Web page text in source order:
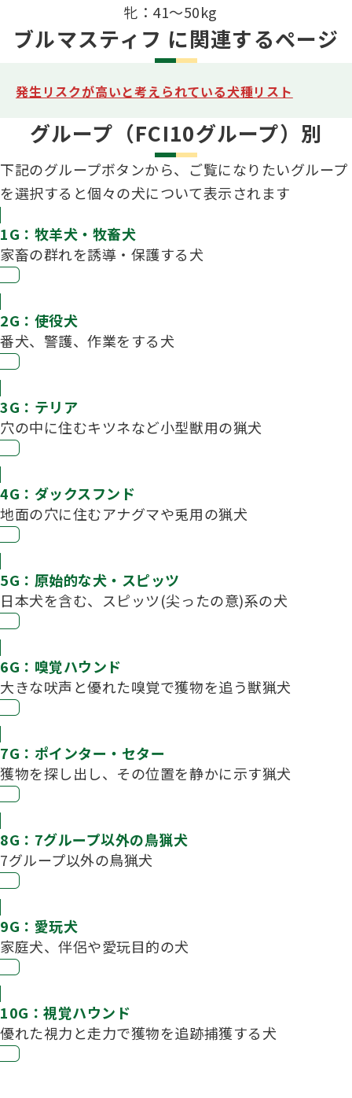
愛犬とのふれあいの俳句について
牝：41～50kg
ブルマスティフ に関連するページ
発生リスクが高いと考えられている犬種リスト
グループ（FCI10グループ）別
下記のグループボタンから、ご覧になりたいグループ
を選択すると個々の犬について表示されます
1G：牧羊犬・牧畜犬
家畜の群れを誘導・保護する犬
2G：使役犬
番犬、警護、作業をする犬
3G：テリア
穴の中に住むキツネなど小型獣用の猟犬
4G：ダックスフンド
地面の穴に住むアナグマや兎用の猟犬
5G：原始的な犬・スピッツ
日本犬を含む、スピッツ(尖ったの意)系の犬
6G：嗅覚ハウンド
大きな吠声と優れた嗅覚で獲物を追う獣猟犬
7G：ポインター・セター
獲物を探し出し、その位置を静かに示す猟犬
8G：7グループ以外の鳥猟犬
7グループ以外の鳥猟犬
9G：愛玩犬
家庭犬、伴侶や愛玩目的の犬
10G：視覚ハウンド
優れた視力と走力で獲物を追跡捕獲する犬